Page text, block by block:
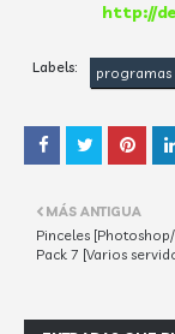
http://
Labels: programas
MÁS ANTIGUA
Pinceles
Pack 7 [Varios